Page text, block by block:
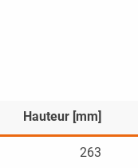
Hauteur [mm]
263